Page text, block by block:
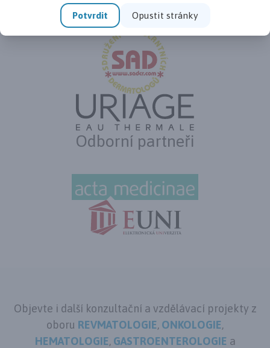
Odborní partneři
Objevte i další konzultační a vzdělávací projekty z
oboru REVMATOLOGIE, ONKOLOGIE,
HEMATOLOGIE, GASTROENTEROLOGIE a
Potvrdit Opustit stránky